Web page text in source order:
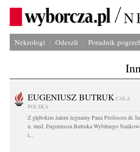
Nekrologi Odeszli Poradnik
EUGENIUSZ BUTRUK CAŁA
POLSKA
Z głębokim żalem żegnamy Pana Profesora dr.
n. med. Eugeniusza Butruka Wybitnego
i...